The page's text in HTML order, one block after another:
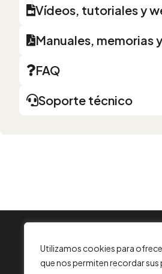
Utilizamos cookies para
que nos permiten recordar sus
Vídeos, tutoriales y
Manuales, memorias
FAQ
Soporte técnico
Contacta con nosotros